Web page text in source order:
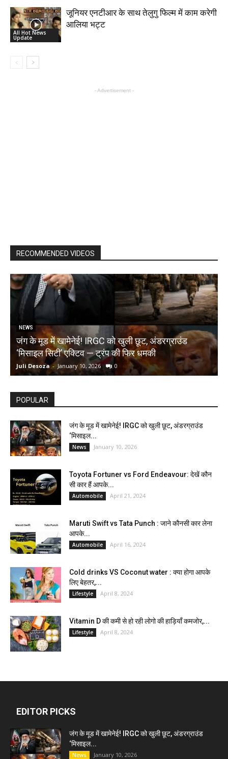
All Hot News
Update
जूनियर एनटीआर के साथ तेलुगु फिल्म में काम करेगी
आलिया भट्ट
- Advertisement -
RECOMMENDED VIDEOS
NEWS
जंग के मूड में खामेनेई! IRGC को खुली छूट, अंडरग्राउंड
‘मिसाइल सिटी’ एक्टिव — ट्रंप की फिर धमकी
Juli Desoza - January 10, 2026 0
POPULAR
जंग के मूड में खामेनेई! IRGC को खुली छूट, अंडरग्राउंड
‘मिसाइल...
News January 10, 2026
Toyota Fortuner vs Ford Endeavour: देखें कौन
सी कार हैं आपके...
Automobile April 21, 2024
Maruti Swift vs Tata Punch : जाने कौनसी कार लेना
आपके...
Automobile April 16, 2024
Cold drinks VS Coconut water : क्या होगा आपके
लिए बेहतर,...
Lifestyle April 8, 2024
Vitamin D की कमी से हो रही लोगो की हाड़ियाँ कमजोर,...
Lifestyle April 8, 2024
EDITOR PICKS
जंग के मूड में खामेनेई! IRGC को खुली छूट, अंडरग्राउंड
‘मिसाइल...
News January 10, 2026